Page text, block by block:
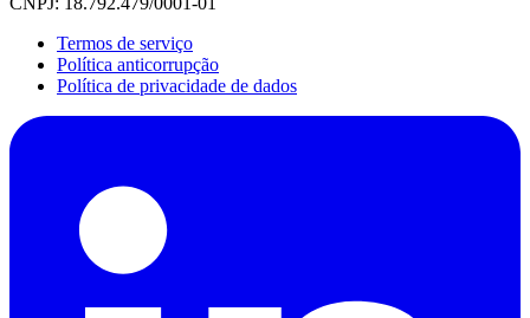
Termos de serviço
Política anticorrupção
Política de privacidade de dados